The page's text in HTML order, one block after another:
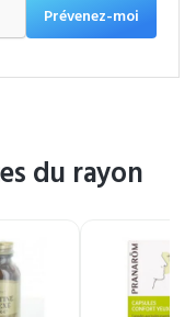
Prévenez-moi
du rayon